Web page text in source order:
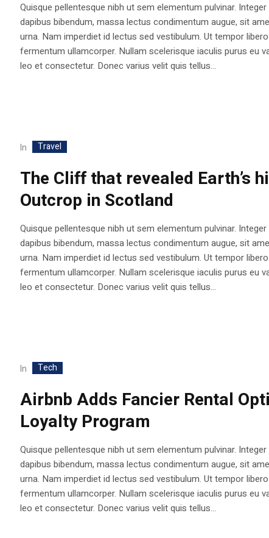
Quisque pellentesque nibh ut sem elementum pulvinar.
dapibus bibendum, massa lectus condimentum augue, sit
urna. Nam imperdiet id lectus sed vestibulum. Ut tempor
fermentum ullamcorper. Nullam scelerisque iaculis purus eu
leo et consectetur. Donec varius velit quis tellus...
In Travel
The Cliff that revealed Earth’s
Outcrop in Scotland
Quisque pellentesque nibh ut sem elementum pulvinar.
dapibus bibendum, massa lectus condimentum augue, sit
urna. Nam imperdiet id lectus sed vestibulum. Ut tempor
fermentum ullamcorper. Nullam scelerisque iaculis purus eu
leo et consectetur. Donec varius velit quis tellus...
In Tech
Airbnb Adds Fancier Rental
Loyalty Program
Quisque pellentesque nibh ut sem elementum pulvinar.
dapibus bibendum, massa lectus condimentum augue, sit
urna. Nam imperdiet id lectus sed vestibulum. Ut tempor
fermentum ullamcorper. Nullam scelerisque iaculis purus eu
leo et consectetur. Donec varius velit quis tellus...